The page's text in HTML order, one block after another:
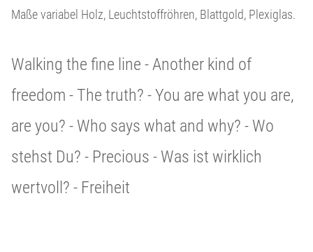
Maße variabel Holz, Leuchtstoffröhren, Blattgold, Plexiglas.
Walking the fine line - Another kind of
freedom - The truth? - You are what you are,
are you? - Who says what and why? - Wo
stehst Du? - Precious - Was ist wirklich
wertvoll? - Freiheit